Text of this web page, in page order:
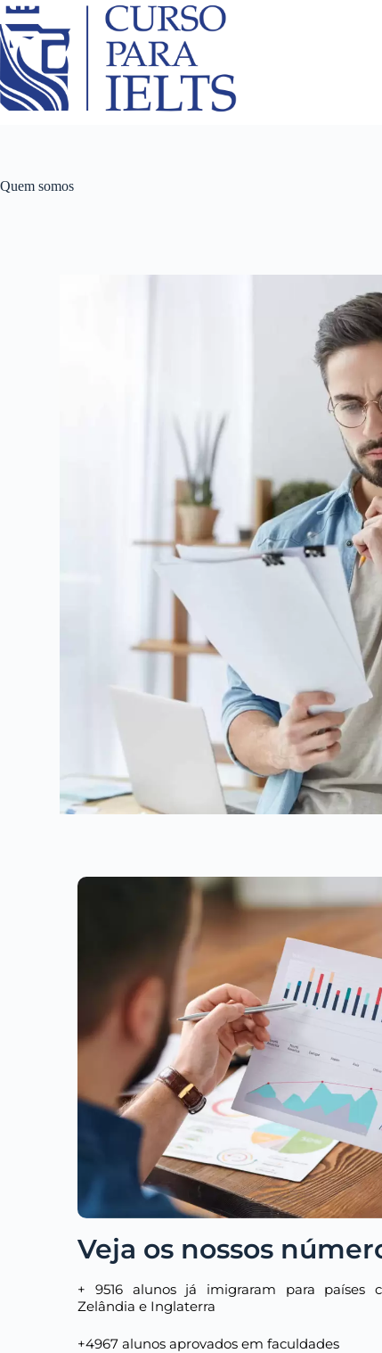
Quem somos
Veja os nossos
+ 9516 alunos já imigraram para países
Zelândia e Inglaterra
+4967 alunos aprovados em faculdades